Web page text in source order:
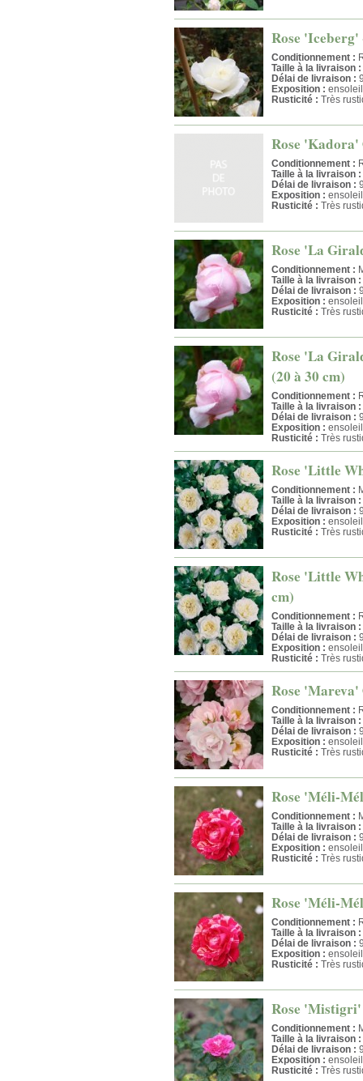
Rose 'Iceberg'
Conditionnement :
Taille à la livraison :
Délai de livraison :
Exposition :
Rusticité : Très
Rose 'Kadora'
Conditionnement :
Taille à la livraison :
Délai de livraison :
Exposition :
Rusticité : Très
Rose 'La
Conditionnement :
Taille à la livraison :
Délai de livraison :
Exposition :
Rusticité : Très
Rose 'La
(20 à 30 cm)
Conditionnement :
Taille à la livraison :
Délai de livraison :
Exposition :
Rusticité : Très
Rose 'Little
Conditionnement :
Taille à la livraison :
Délai de livraison :
Exposition :
Rusticité : Très
Rose 'Little
cm)
Conditionnement :
Taille à la livraison :
Délai de livraison :
Exposition :
Rusticité : Très
Rose 'Mareva'
Conditionnement :
Taille à la livraison :
Délai de livraison :
Exposition :
Rusticité : Très
Rose 'Méli-
Conditionnement :
Taille à la livraison :
Délai de livraison :
Exposition :
Rusticité : Très
Rose 'Méli-
Conditionnement :
Taille à la livraison :
Délai de livraison :
Exposition :
Rusticité : Très
Rose
Conditionnement :
Taille à la livraison :
Délai de livraison :
Exposition :
Rusticité : Très